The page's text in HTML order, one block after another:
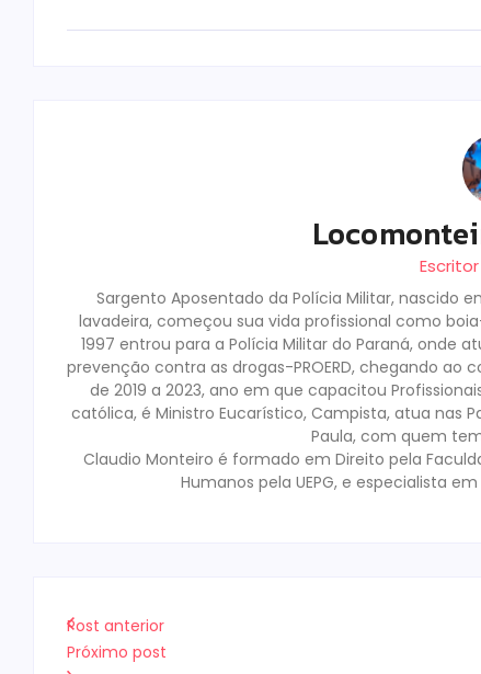
Sargento Aposentado da Polícia Militar, nascido
lavadeira, começou sua vida profissional como
1997 entrou para a Polícia Militar do Paraná, onde
prevenção contra as drogas-PROERD, chegando ao
de 2019 a 2023, ano em que capacitou
católica, é Ministro Eucarístico, Campista, atua nas
Paula, com quem
Claudio Monteiro é formado em Direito pela
Humanos pela UEPG, e especialista
Post anterior
Próximo post